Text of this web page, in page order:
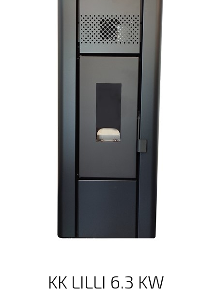
KK LILLI 6.3 KW